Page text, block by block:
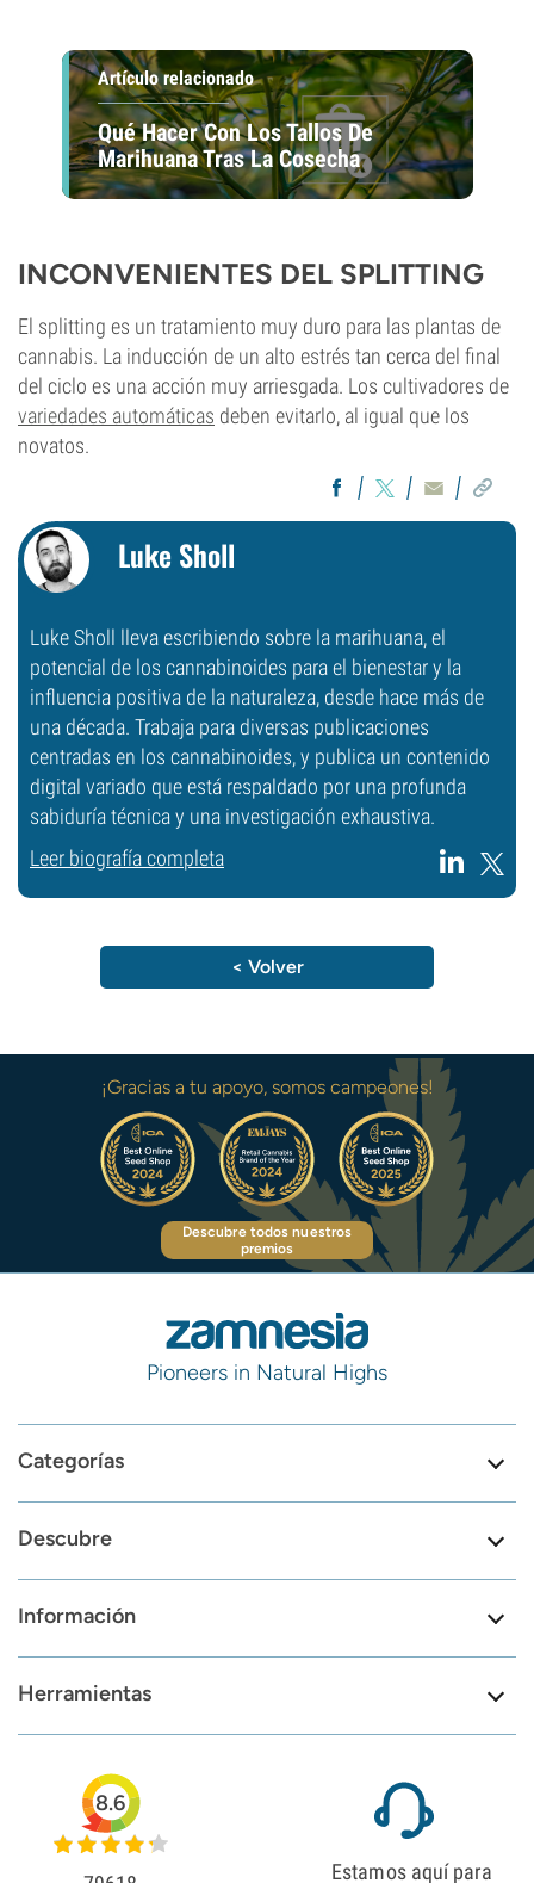
Artículo relacionado
Qué Hacer Con Los Tallos De
Marihuana Tras La Cosecha
INCONVENIENTES DEL SPLITTING
El splitting es un tratamiento muy duro para las plantas de
cannabis. La inducción de un alto estrés tan cerca del final
del ciclo es una acción muy arriesgada. Los cultivadores de
variedades automáticas deben evitarlo, al igual que los
novatos.
Luke Sholl
Luke Sholl lleva escribiendo sobre la marihuana, el
potencial de los cannabinoides para el bienestar y la
influencia positiva de la naturaleza, desde hace más de
una década. Trabaja para diversas publicaciones
centradas en los cannabinoides, y publica un contenido
digital variado que está respaldado por una profunda
sabiduría técnica y una investigación exhaustiva.
Leer biografía completa
< Volver
¡Gracias a tu apoyo, somos campeones!
Descubre todos nuestros
premios
Pioneers in Natural Highs
Categorías
Descubre
Información
Herramientas
8.6
Estamos aquí para